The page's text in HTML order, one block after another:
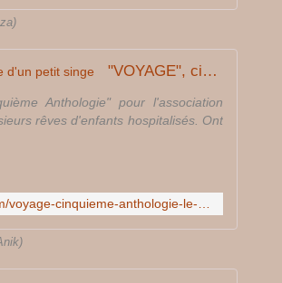
"VOYAGE", cinquième anthologie : Le rêve d'un petit singe
Anthologie" pour l'association
rêves d'enfants hospitalisés. Ont